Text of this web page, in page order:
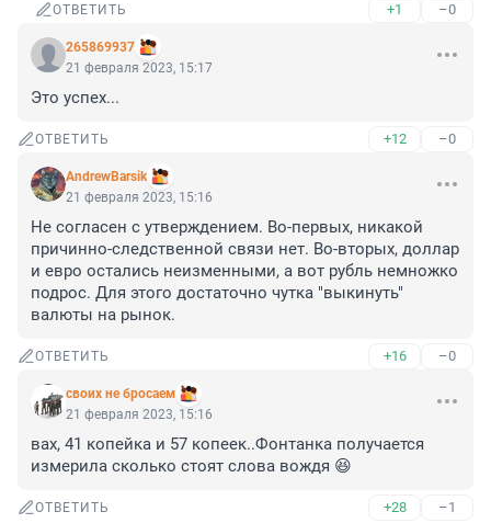
ОТВЕТИТЬ +1 –0
265869937
21 февраля 2023, 15:17
Это успех...
ОТВЕТИТЬ +12 –0
AndrewBarsik
21 февраля 2023, 15:16
Не согласен с утверждением. Во-первых, никакой
причинно-следственной связи нет. Во-вторых, доллар
и евро остались неизменными, а вот рубль немножко
подрос. Для этого достаточно чутка "выкинуть"
валюты на рынок.
ОТВЕТИТЬ +16 –0
своих не бросаем
21 февраля 2023, 15:16
вах, 41 копейка и 57 копеек..Фонтанка получается
измерила сколько стоят слова вождя 😆
ОТВЕТИТЬ +28 –1